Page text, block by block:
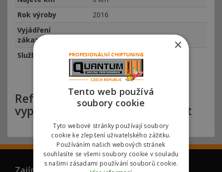
Rok výroby
2016
Vyjádření
zákazníka
Služba
Vypnutí Adblue
Reference Quantum Praha
vypnutí ADBLUE Peugeot Expert
×
Tento web používá
soubory cookie
Tyto webové stránky používají soubory
cookie ke zlepšení uživatelského zážitku.
Používáním našich webových stránek
souhlasíte se všemi soubory cookie v souladu
s našimi zásadami používání souborů cookie.